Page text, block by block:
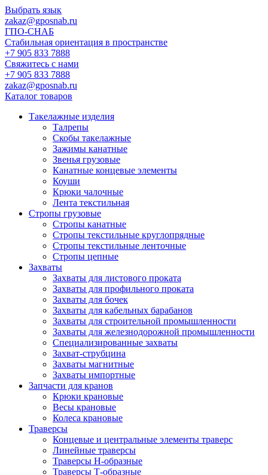
Выбрать язык
zakaz@gposnab.ru
ГПО-СНАБ
Стабильная ориентация в пространстве
+7 905 833 7888
Свяжитесь с нами
+7 905 833 7888
zakaz@gposnab.ru
Каталог товаров
Такелажные изделия
Талрепы
Скобы такелажные
Зажимы канатные
Звенья грузовые
Канатные концевые элементы
Коуши
Крюки чалочные
Лента текстильная
Стропы грузовые
Стропы канатные
Стропы текстильные круглопрядные
Стропы текстильные ленточные
Стропы цепные
Захваты
Захваты для листового проката
Захваты для профильного проката
Захваты для бочек
Захваты для кабельных барабанов
Захваты для строительной промышленности
Захваты для железнодорожной промышленности
Специализированные захваты
Захват-струбцина
Захваты магнитные
Захваты импортные
Запчасти для кранов
Крюки крановые
Весы крановые
Колеса крановые
Траверсы
Концевые и центральные элементы траверс
Линейные траверсы
Траверсы Н-образные
Траверсы Т-образные